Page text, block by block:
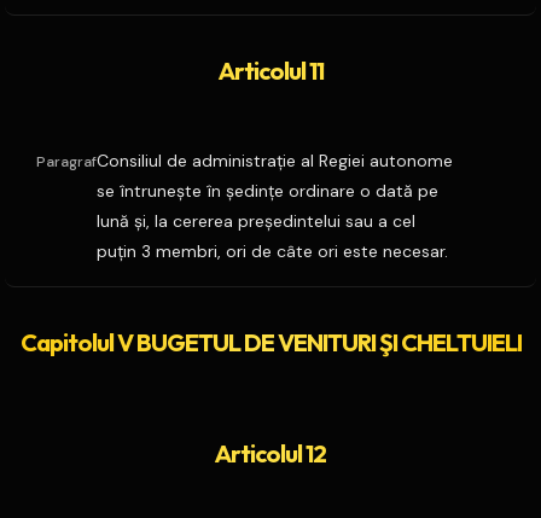
Articolul 11
ParagrafConsiliul de administraţie al Regiei autonome
se întruneşte în şedinţe ordinare o dată pe
lună şi, la cererea preşedintelui sau a cel
puţin 3 membri, ori de câte ori este necesar.
Capitolul V BUGETUL DE VENITURI ŞI CHELTUIELI
Articolul 12